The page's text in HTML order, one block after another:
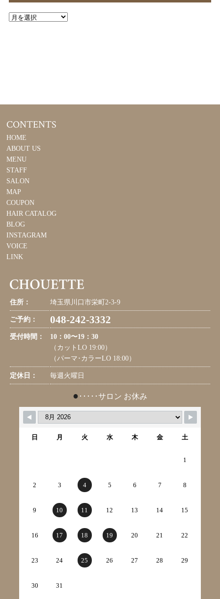
CONTENTS
HOME
ABOUT US
MENU
STAFF
SALON
MAP
COUPON
HAIR CATALOG
BLOG
INSTAGRAM
VOICE
LINK
住所： 埼玉県川口市栄町2-3-9
ご予約： 048-242-3332
受付時間：
10：00〜19：30
（カットLO 19:00）
（パーマ･カラーLO 18:00）
定休日： 毎週火曜日
● ･････サロン お休み
日 月 火 水 木 金 土
1
2 3 4 5 6 7 8
9 10 11 12 13 14 15
16 17 18 19 20 21 22
23 24 25 26 27 28 29
30 31